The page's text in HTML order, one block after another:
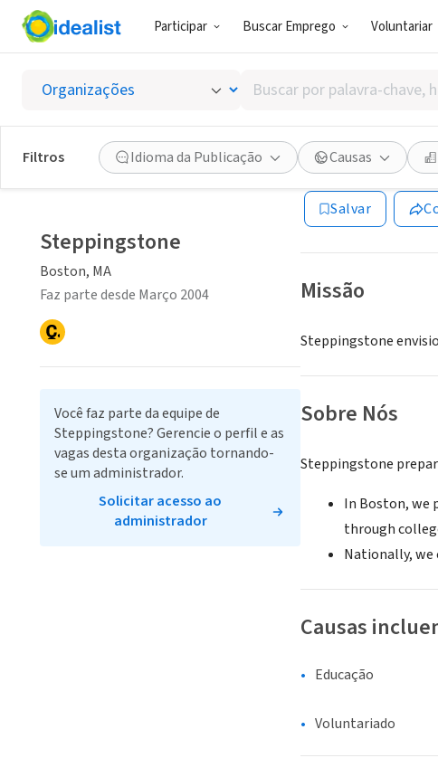
Participar Buscar Emprego Voluntariar
Buscar
por
palavra-
chave,
habilidades
ou
interesses
Filtros Idioma da Publicação Causas
Boston, MA
Salvar
Missão
Steppingstone
Sobre Nós
Steppingstone
In Boston, we
through
Nationally, we
Causas
Educação
Voluntariado
Steppingstone
Boston, MA
Faz parte desde Março 2004
Você faz parte da equipe de
Steppingstone? Gerencie o perfil e as
vagas desta organização tornando-
se um administrador.
Solicitar acesso ao
administrador